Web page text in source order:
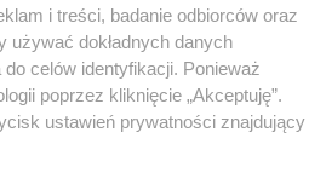
Intermarche Grodzisk
Wielkopolski
i treści, badanie odbiorców oraz
używać dokładnych danych
celów identyfikacji. Ponieważ
poprzez kliknięcie „Akceptuję”.
ustawień prywatności znajdujący